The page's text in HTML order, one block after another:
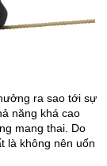
ra sao tới sự
năng khá cao
mang thai. Do
là không nên uốn